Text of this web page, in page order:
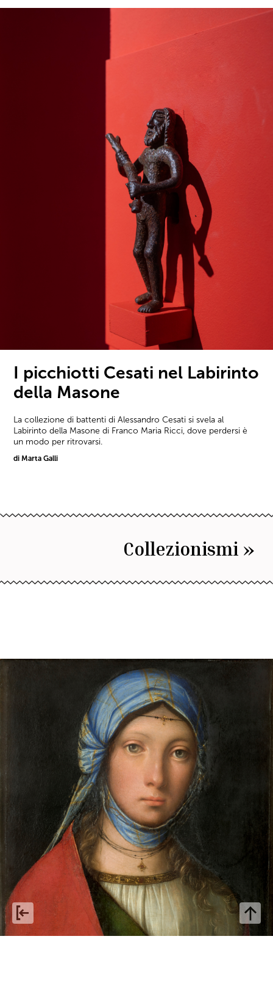
I picchiotti Cesati nel Labirinto
della Masone
La collezione di battenti di Alessandro Cesati si svela al
Labirinto della Masone di Franco Maria Ricci, dove perdersi è
un modo per ritrovarsi.
di Marta Galli
Collezionismi »